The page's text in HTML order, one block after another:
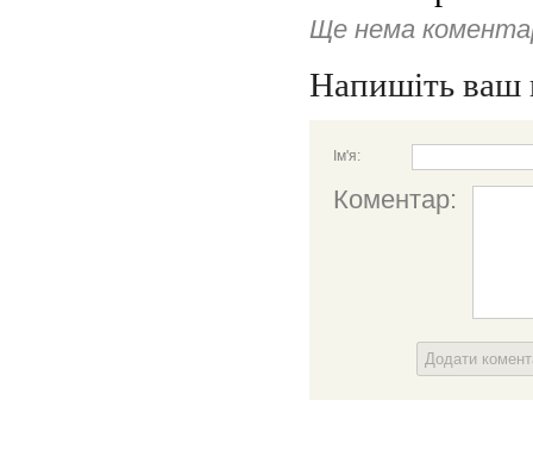
Ще нема
Напишіть ваш
Ім'я:
Коментар:
Додати